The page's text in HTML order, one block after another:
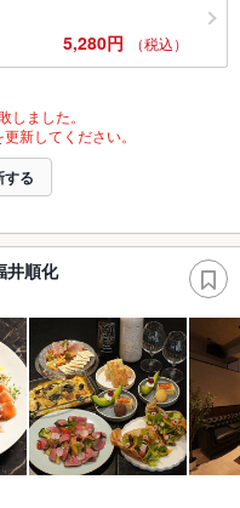
5,280円 （税込）
しました。
新してください。
する
井順化